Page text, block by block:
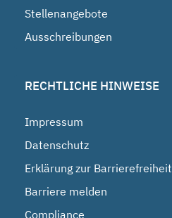
Stellenangebote
Ausschreibungen
RECHTLICHE HINWEISE
Impressum
Datenschutz
Erklärung zur Barrierefreiheit
Barriere melden
Compliance